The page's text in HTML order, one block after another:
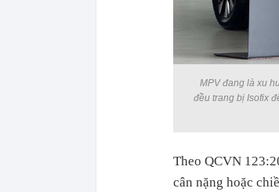
MPV đang là xu
đều trang bị Isofix
Theo QCVN
cân nặng hoặc